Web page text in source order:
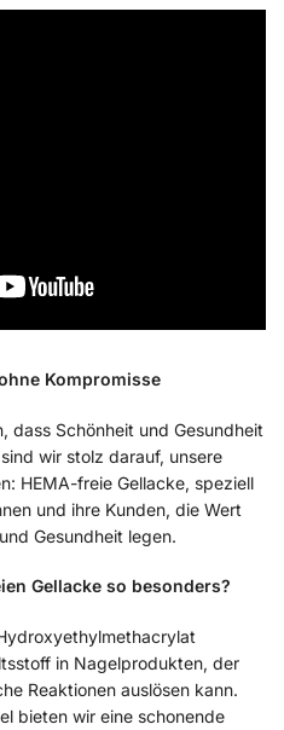
Kompromisse
dass Schönheit und Gesundheit
wir stolz darauf, unsere
HEMA-freie Gellacke, speziell
und ihre Kunden, die Wert
Gesundheit legen.
Gellacke so besonders?
in Nagelprodukten, der
Reaktionen auslösen kann.
bieten wir eine schonende